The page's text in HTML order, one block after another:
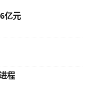
亿元
程